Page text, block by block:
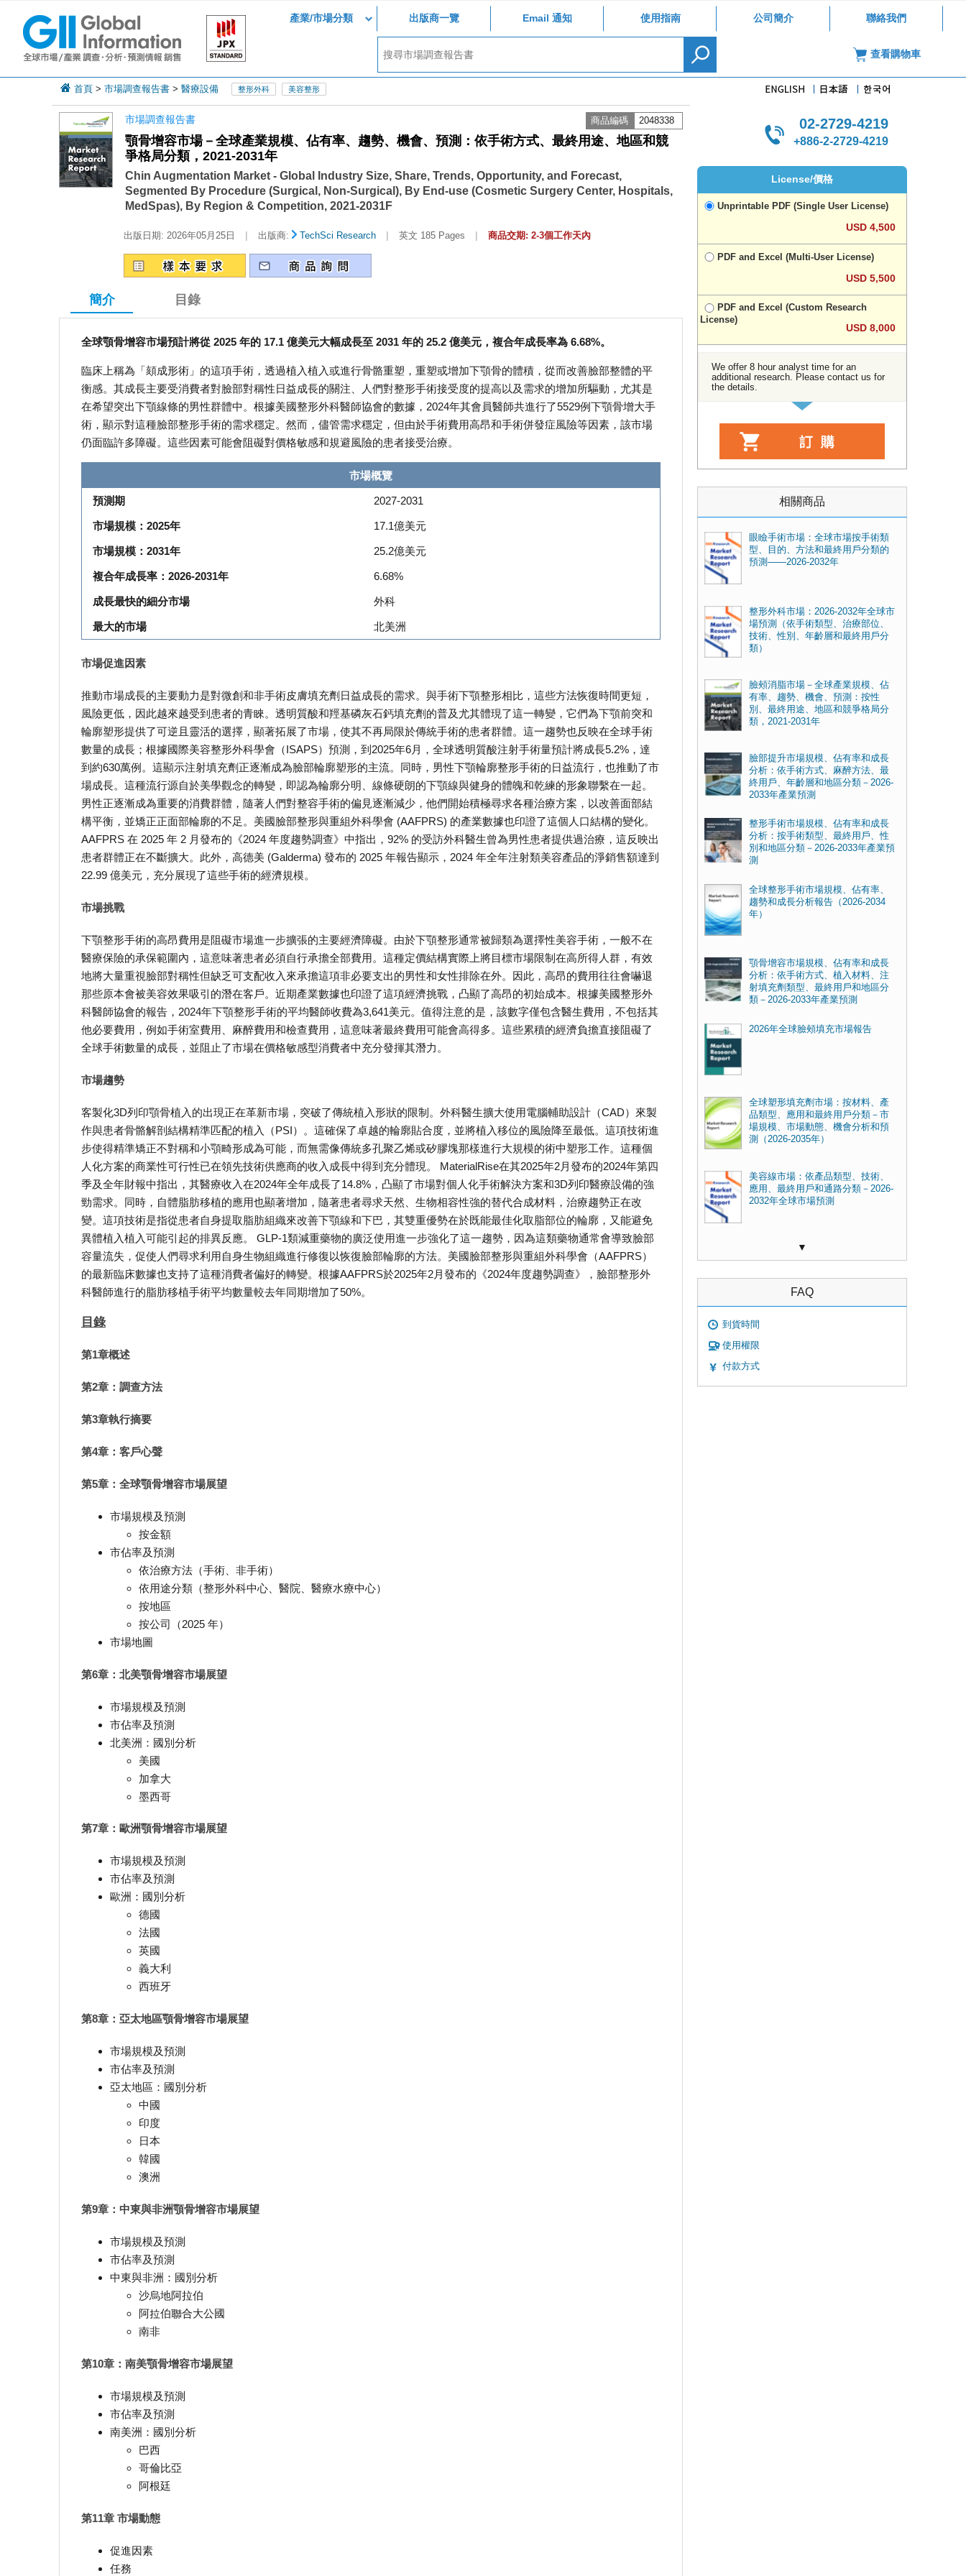
產業/市場分類 出版商一覽 Email 通知 使用指南 公司簡介 聯絡我們
查看購物車
首頁 > 市場調查報告書 > 醫療設備 整形外科 美容整形
市場調查報告書 商品編碼 2048338
顎骨增容市場－全球產業規模、佔有率、趨勢、機會、預測：依手術方式、最終用途、地區和競
爭格局分類，2021-2031年
Chin Augmentation Market - Global Industry Size, Share, Trends, Opportunity, and Forecast,
Segmented By Procedure (Surgical, Non-Surgical), By End-use (Cosmetic Surgery Center, Hospitals,
MedSpas), By Region & Competition, 2021-2031F
出版日期: 2026年05月25日 | 出版商: TechSci Research | 英文 185 Pages | 商品交期: 2-3個工作天內
簡介 目錄
全球顎骨增容市場預計將從 2025 年的 17.1 億美元大幅成長至 2031 年的 25.2 億美元，複合年成長率為 6.68%。
臨床上稱為「頦成形術」的這項手術，透過植入植入或進行骨骼重塑，重塑或增加下顎骨的體積，從而改善臉部整體的平
衡感。其成長主要受消費者對臉部對稱性日益成長的關注、人們對整形手術接受度的提高以及需求的增加所驅動，尤其是
在希望突出下顎線條的男性群體中。根據美國整形外科醫師協會的數據，2024年其會員醫師共進行了5529例下顎骨增大手
術，顯示對這種臉部整形手術的需求穩定。然而，儘管需求穩定，但由於手術費用高昂和手術併發症風險等因素，該市場
仍面臨許多障礙。這些因素可能會阻礙對價格敏感和規避風險的患者接受治療。
市場概覽
預測期 2027-2031
市場規模：2025年 17.1億美元
市場規模：2031年 25.2億美元
複合年成長率：2026-2031年 6.68%
成長最快的細分市場 外科
最大的市場 北美洲
市場促進因素
推動市場成長的主要動力是對微創和非手術皮膚填充劑日益成長的需求。與手術下顎整形相比，這些方法恢復時間更短，
風險更低，因此越來越受到患者的青睞。透明質酸和羥基磷灰石鈣填充劑的普及尤其體現了這一轉變，它們為下顎前突和
輪廓塑形提供了可逆且靈活的選擇，顯著拓展了市場，使其不再局限於傳統手術的患者群體。這一趨勢也反映在全球手術
數量的成長；根據國際美容整形外科學會（ISAPS）預測，到2025年6月，全球透明質酸注射手術量預計將成長5.2%，達
到約630萬例。這顯示注射填充劑正逐漸成為臉部輪廓塑形的主流。同時，男性下顎輪廓整形手術的日益流行，也推動了市
場成長。這種流行源自於美學觀念的轉變，即認為輪廓分明、線條硬朗的下顎線與健身的體魄和乾練的形象聯繫在一起。
男性正逐漸成為重要的消費群體，隨著人們對整容手術的偏見逐漸減少，他們開始積極尋求各種治療方案，以改善面部結
構平衡，並矯正正面部輪廓的不足。美國臉部整形與重組外科學會 (AAFPRS) 的產業數據也印證了這個人口結構的變化。
AAFPRS 在 2025 年 2 月發布的《2024 年度趨勢調查》中指出，92% 的受訪外科醫生曾為男性患者提供過治療，這反映出
患者群體正在不斷擴大。此外，高德美 (Galderma) 發布的 2025 年報告顯示，2024 年全年注射類美容產品的淨銷售額達到
22.99 億美元，充分展現了這些手術的經濟規模。
市場挑戰
下顎整形手術的高昂費用是阻礙市場進一步擴張的主要經濟障礙。由於下顎整形通常被歸類為選擇性美容手術，一般不在
醫療保險的承保範圍內，這意味著患者必須自行承擔全部費用。這種定價結構實際上將目標市場限制在高所得人群，有效
地將大量重視臉部對稱性但缺乏可支配收入來承擔這項非必要支出的男性和女性排除在外。因此，高昂的費用往往會嚇退
那些原本會被美容效果吸引的潛在客戶。近期產業數據也印證了這項經濟挑戰，凸顯了高昂的初始成本。根據美國整形外
科醫師協會的報告，2024年下顎整形手術的平均醫師收費為3,641美元。值得注意的是，該數字僅包含醫生費用，不包括其
他必要費用，例如手術室費用、麻醉費用和檢查費用，這意味著最終費用可能會高得多。這些累積的經濟負擔直接阻礙了
全球手術數量的成長，並阻止了市場在價格敏感型消費者中充分發揮其潛力。
市場趨勢
客製化3D列印顎骨植入的出現正在革新市場，突破了傳統植入形狀的限制。外科醫生擴大使用電腦輔助設計（CAD）來製
作與患者骨骼解剖結構精準匹配的植入（PSI）。這確保了卓越的輪廓貼合度，並將植入移位的風險降至最低。這項技術進
步使得精準矯正不對稱和小顎畸形成為可能，而無需像傳統多孔聚乙烯或矽膠塊那樣進行大規模的術中塑形工作。這種個
人化方案的商業性可行性已在領先技術供應商的收入成長中得到充分體現。 MaterialRise在其2025年2月發布的2024年第四
季及全年財報中指出，其醫療收入在2024年全年成長了14.8%，凸顯了市場對個人化手術解決方案和3D列印醫療設備的強
勁需求。同時，自體脂肪移植的應用也顯著增加，隨著患者尋求天然、生物相容性強的替代合成材料，治療趨勢正在改
變。這項技術是指從患者自身提取脂肪組織來改善下顎線和下巴，其雙重優勢在於既能最佳化取脂部位的輪廓，又能避免
異體植入植入可能引起的排異反應。 GLP-1類減重藥物的廣泛使用進一步強化了這一趨勢，因為這類藥物通常會導致臉部
容量流失，促使人們尋求利用自身生物組織進行修復以恢復臉部輪廓的方法。美國臉部整形與重組外科學會（AAFPRS）
的最新臨床數據也支持了這種消費者偏好的轉變。根據AAFPRS於2025年2月發布的《2024年度趨勢調查》，臉部整形外
科醫師進行的脂肪移植手術平均數量較去年同期增加了50%。
目錄
第1章概述
第2章：調查方法
第3章執行摘要
第4章：客戶心聲
第5章：全球顎骨增容市場展望
市場規模及預測
按金額
市佔率及預測
依治療方法（手術、非手術）
依用途分類（整形外科中心、醫院、醫療水療中心）
按地區
按公司（2025 年）
市場地圖
第6章：北美顎骨增容市場展望
市場規模及預測
市佔率及預測
北美洲：國別分析
美國
加拿大
墨西哥
第7章：歐洲顎骨增容市場展望
市場規模及預測
市佔率及預測
歐洲：國別分析
德國
法國
英國
義大利
西班牙
第8章：亞太地區顎骨增容市場展望
市場規模及預測
市佔率及預測
亞太地區：國別分析
中國
印度
日本
韓國
澳洲
第9章：中東與非洲顎骨增容市場展望
市場規模及預測
市佔率及預測
中東與非洲：國別分析
沙烏地阿拉伯
阿拉伯聯合大公國
南非
第10章：南美顎骨增容市場展望
市場規模及預測
市佔率及預測
南美洲：國別分析
巴西
哥倫比亞
阿根廷
第11章 市場動態
促進因素
任務
02-2729-4219
+886-2-2729-4219
License/價格
Unprintable PDF (Single User License)
USD 4,500
PDF and Excel (Multi-User License)
USD 5,500
PDF and Excel (Custom Research
License)
USD 8,000
We offer 8 hour analyst time for an
additional research. Please contact us for
the details.
相關商品
眼瞼手術市場：全球市場按手術類
型、目的、方法和最終用戶分類的
預測——2026-2032年
整形外科市場：2026-2032年全球市
場預測（依手術類型、治療部位、
技術、性別、年齡層和最終用戶分
類）
臉頰消脂市場－全球產業規模、佔
有率、趨勢、機會、預測：按性
別、最終用途、地區和競爭格局分
類，2021-2031年
臉部提升市場規模、佔有率和成長
分析：依手術方式、麻醉方法、最
終用戶、年齡層和地區分類－2026-
2033年產業預測
整形手術市場規模、佔有率和成長
分析：按手術類型、最終用戶、性
別和地區分類－2026-2033年產業預
測
全球整形手術市場規模、佔有率、
趨勢和成長分析報告（2026-2034
年）
顎骨增容市場規模、佔有率和成長
分析：依手術方式、植入材料、注
射填充劑類型、最終用戶和地區分
類－2026-2033年產業預測
2026年全球臉頰填充市場報告
全球塑形填充劑市場：按材料、產
品類型、應用和最終用戶分類－市
場規模、市場動態、機會分析和預
測（2026-2035年）
美容線市場：依產品類型、技術、
應用、最終用戶和通路分類－2026-
2032年全球市場預測
▼
FAQ
到貨時間
使用權限
付款方式